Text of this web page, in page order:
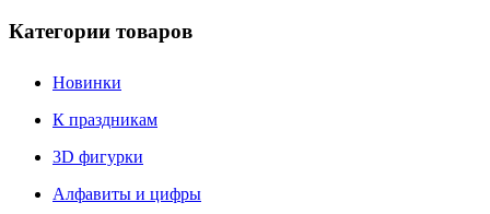
Категории товаров
Новинки
К праздникам
3D фигурки
Алфавиты и цифры